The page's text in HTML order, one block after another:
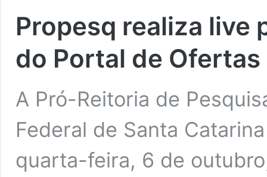
Propesq realiza live
do Portal de Ofertas
A Pró-Reitoria de
Federal de Santa
quarta-feira, 6 de